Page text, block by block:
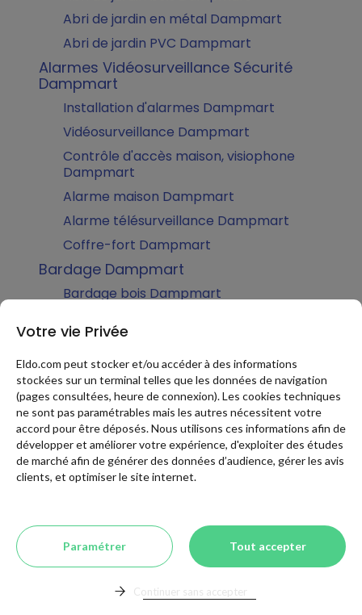
Abri de jardin en métal Dampmart
Abri de jardin PVC Dampmart
Alarmes Vidéosurveillance Sécurité
Dampmart
Installation d'alarmes Dampmart
Vidéosurveillance Dampmart
Contrôle d'accès maison, visiophone
Dampmart
Alarme maison Dampmart
Alarme télésurveillance Dampmart
Coffre-fort Dampmart
Bardage Dampmart
Bardage bois Dampmart
Bardage pvc Dampmart
Bardage métallique Dampmart
Bardage fibro ciment Dampmart
Bardage Alu Dampmart
Bardage zinc Dampmart
Carport Dampmart
Carport Alu Dampmart
Abri voiture Dampmart
Carport PVC Dampmart
Clôtures Dampmart
Votre vie Privée
Eldo.com peut stocker et/ou accéder à des informations
stockées sur un terminal telles que les données de navigation
(pages consultées, heure de connexion). Les cookies techniques
ne sont pas paramétrables mais les autres nécessitent votre
accord pour être déposés. Nous utilisons ces informations afin de
développer et améliorer votre expérience, d'exploiter des études
de marché afin de générer des données d’audience, gérer les avis
clients, et optimiser le site internet.
Continuer sans accepter
Paramétrer Tout accepter